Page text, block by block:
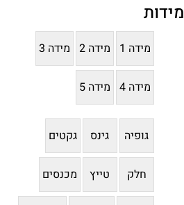
מידות
מידה 1 מידה 2 מידה 3
מידה 4 מידה 5
גופיה גינס גקטים
חלק טייץ מכנסים